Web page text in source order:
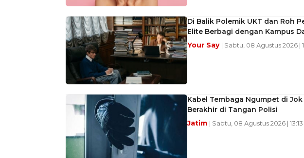
Di Balik Polemik UKT dan Roh
Elite Berbagi dengan Kampus
Your Say | Sabtu, 08 Agustus 2026 |
Kabel Tembaga Ngumpet di
Berakhir di Tangan Polisi
Jatim | Sabtu, 08 Agustus 2026 |